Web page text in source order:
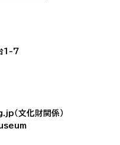
1-7
文化財関係）